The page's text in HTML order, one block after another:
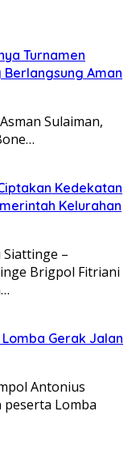
Turnamen
Berlangsung Aman
Sulaiman,
Kedekatan
Kelurahan
–
Brigpol Fitriani
Gerak Jalan
Antonius
peserta Lomba